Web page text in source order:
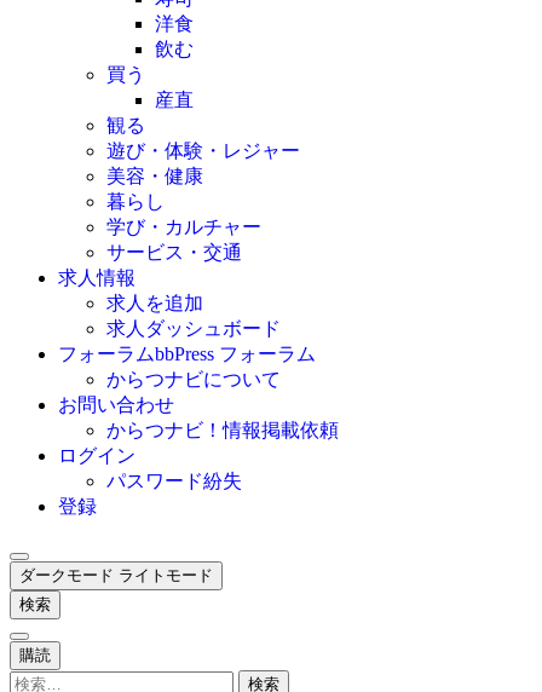
洋食
飲む
買う
産直
観る
遊び・体験・レジャー
美容・健康
暮らし
学び・カルチャー
サービス・交通
求人情報
求人を追加
求人ダッシュボード
フォーラムbbPress フォーラム
からつナビについて
お問い合わせ
からつナビ！情報掲載依頼
ログイン
パスワード紛失
登録
ダークモード ライトモード
検索
購読
検